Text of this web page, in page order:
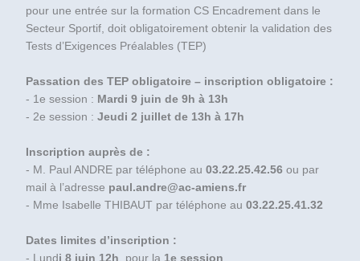
pour une entrée sur la formation CS Encadrement dans le
Secteur Sportif, doit obligatoirement obtenir la validation des
Tests d’Exigences Préalables (TEP)
Passation des TEP obligatoire – inscription obligatoire :
- 1e session : Mardi 9 juin de 9h à 13h
- 2e session : Jeudi 2 juillet de 13h à 17h
Inscription auprès de :
- M. Paul ANDRE par téléphone au 03.22.25.42.56 ou par
mail à l’adresse paul.andre@ac-amiens.fr
- Mme Isabelle THIBAUT par téléphone au 03.22.25.41.32
Dates limites d’inscription :
- Lundi 8 juin 12h , pour la 1e session